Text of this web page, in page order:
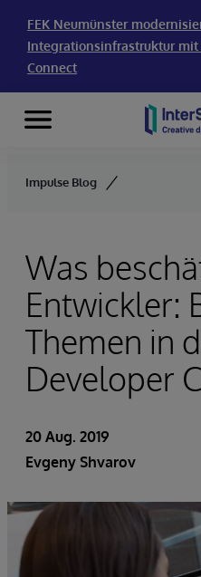
FEK Neumünster
Integrationsinfrastruktur
Connect
Skip to content
Menu
Impulse Blog
Was
Entwickler:
Themen in
Developer
20 Aug. 2019
Evgeny Shvarov